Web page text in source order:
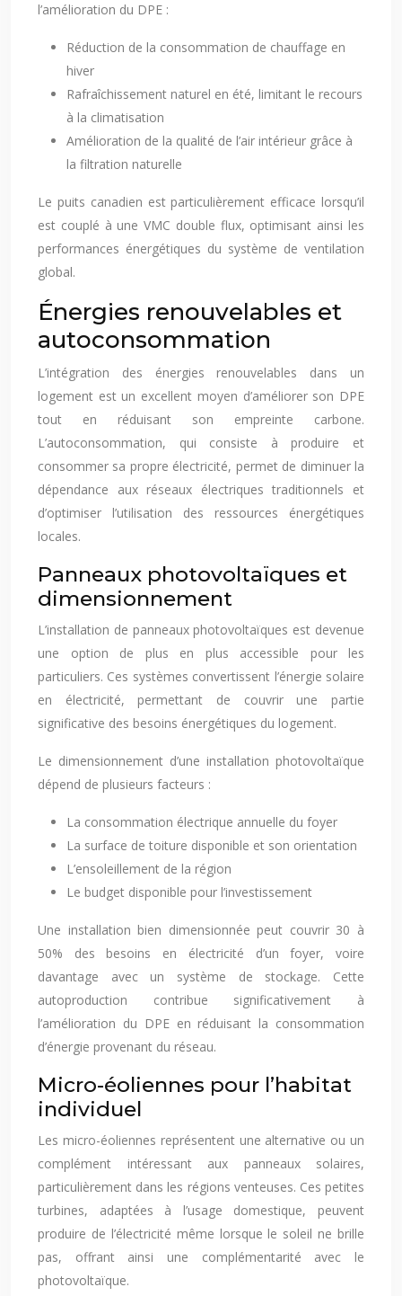
l’amélioration du DPE :
Réduction de la consommation de chauffage en
hiver
Rafraîchissement naturel en été, limitant le recours
à la climatisation
Amélioration de la qualité de l’air intérieur grâce à
la filtration naturelle
Le puits canadien est particulièrement efficace lorsqu’il
est couplé à une VMC double flux, optimisant ainsi les
performances énergétiques du système de ventilation
global.
Énergies renouvelables et
autoconsommation
L’intégration des énergies renouvelables dans un
logement est un excellent moyen d’améliorer son DPE
tout en réduisant son empreinte carbone.
L’autoconsommation, qui consiste à produire et
consommer sa propre électricité, permet de diminuer la
dépendance aux réseaux électriques traditionnels et
d’optimiser l’utilisation des ressources énergétiques
locales.
Panneaux photovoltaïques et
dimensionnement
L’installation de panneaux photovoltaïques est devenue
une option de plus en plus accessible pour les
particuliers. Ces systèmes convertissent l’énergie solaire
en électricité, permettant de couvrir une partie
significative des besoins énergétiques du logement.
Le dimensionnement d’une installation photovoltaïque
dépend de plusieurs facteurs :
La consommation électrique annuelle du foyer
La surface de toiture disponible et son orientation
L’ensoleillement de la région
Le budget disponible pour l’investissement
Une installation bien dimensionnée peut couvrir 30 à
50% des besoins en électricité d’un foyer, voire
davantage avec un système de stockage. Cette
autoproduction contribue significativement à
l’amélioration du DPE en réduisant la consommation
d’énergie provenant du réseau.
Micro-éoliennes pour l’habitat
individuel
Les micro-éoliennes représentent une alternative ou un
complément intéressant aux panneaux solaires,
particulièrement dans les régions venteuses. Ces petites
turbines, adaptées à l’usage domestique, peuvent
produire de l’électricité même lorsque le soleil ne brille
pas, offrant ainsi une complémentarité avec le
photovoltaïque.